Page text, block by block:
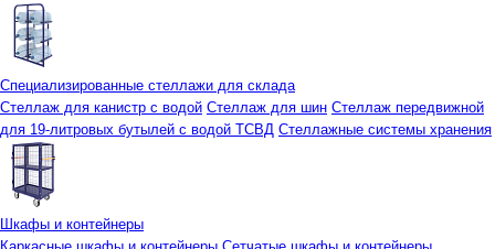
Специализированные стеллажи для склада
Стеллаж для канистр с водой Стеллаж для шин Стеллаж передвижной
для 19-литровых бутылей с водой ТСВД Стеллажные системы хранения
Шкафы и контейнеры